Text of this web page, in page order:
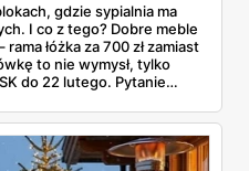
gdzie sypialnia ma
I co z tego? Dobre meble
łóżka za 700 zł zamiast
to nie wymysł, tylko
do 22 lutego. Pytanie
sypialni liczy się każdy
pomysł na sprytne